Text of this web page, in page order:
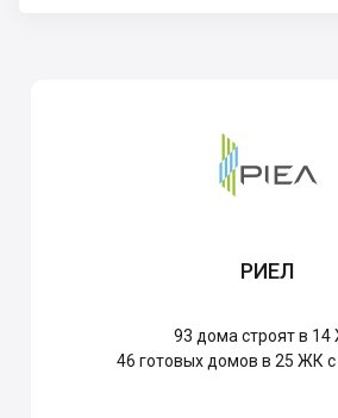
РИЕЛ
93 дома строят в
46 готовых домов в 25 ЖК с